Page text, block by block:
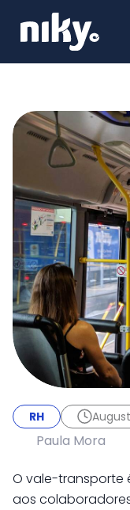
Vale-
é e
sua
RH
Paula Mora
O vale-transporte
aos